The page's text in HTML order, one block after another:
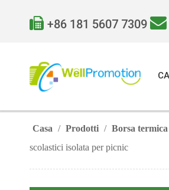
 +86 181 5607 7309 
Casa / Prodotti / Borsa
scolastici isolata per picnic